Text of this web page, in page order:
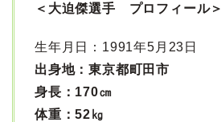
＜大迫傑選手 プロフィール＞
生年月日：1991年5月23日
出身地：東京都町田市
身長：170㎝
体重：52㎏